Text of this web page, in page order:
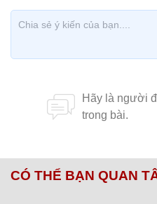
CÓ THỂ BẠN QUAN